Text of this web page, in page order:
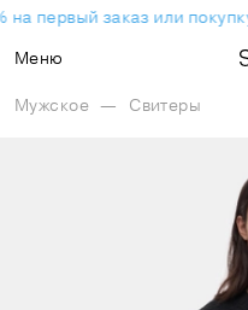
на первый заказ или
Меню
Мужское — Свитеры